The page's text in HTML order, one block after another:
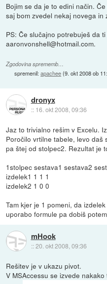
Bojim se da je to edini način.
saj bom zvedel nekaj novega
PS: Če slučajno potrebuješ da
aaronvonshell@hotmail.com.
Zgodovina sprememb…
spremenil:apachee(9. okt 2008 ob
dronyx
:: 16. okt 2008, 09:36
Jaz to trivialno rešim v Excelu.
Poročilo vrtilne tabele, levo
pa štej od stolpec2. Rezultat je
1stolpec sestava1 sestava2
izdelek1 1 1 1
izdelek2 1 0 0
Tam kjer je 1 pomeni, da
uporabo formule pa dobiš
mHook
::20. okt 2008, 09:36
Rešitev je v ukazu pivot.
V MSAccessu se izvede nakako